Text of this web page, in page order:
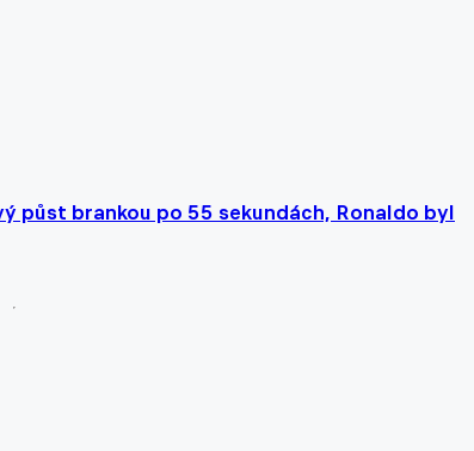
půst brankou po 55 sekundách, Ronaldo byl